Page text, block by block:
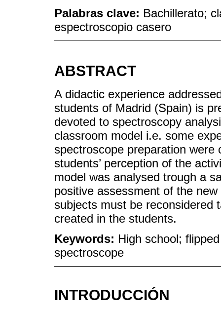
Palabras clave: Bachillerato;
espectroscopio casero
ABSTRACT
A didactic experience
students of Madrid (Spain) is
devoted to spectroscopy
classroom model i.e. some
spectroscope preparation
students’ perception of the
model was analysed trough a
positive assessment of the
subjects must be reconsidered
created in the students.
Keywords: High school;
spectroscope
INTRODUCCIÓN